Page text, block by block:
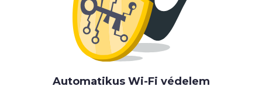
Automatikus Wi-Fi védelem